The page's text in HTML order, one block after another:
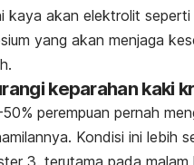
kaya akan elektrolit seperti
yang akan menjaga
keparahan kaki
perempuan pernah
Kondisi ini lebih
3, terutama pada malam